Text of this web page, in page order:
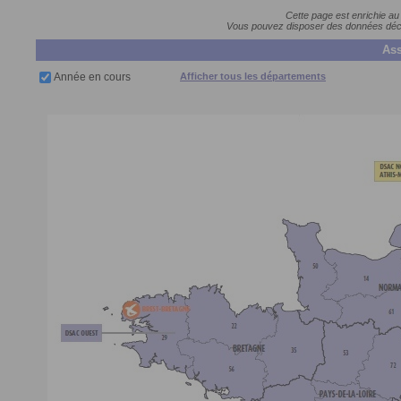
Cette page est enrichie
Vous pouvez disposer des données
Année en cours Afficher tous les départements